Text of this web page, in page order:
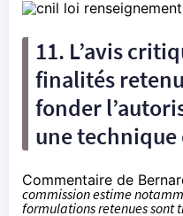
11. L’avis
finalités
fonder
une
Commentaire de
commission estime
formulations retenues sont